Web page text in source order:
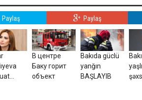
Paylaş Paylaş
В центре
Баку горит
объект
Bakıda güclü
yanğın
BAŞLAYIB